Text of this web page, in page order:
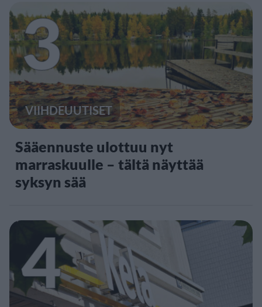
3
VIIHDEUUTISET
Sääennuste ulottuu nyt
marraskuulle – tältä näyttää
syksyn sää
4